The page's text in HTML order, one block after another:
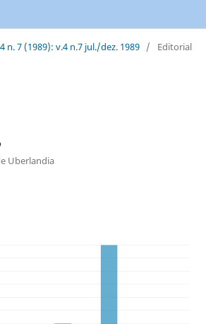
n. 7 (1989): v.4 n.7 jul./dez. 1989 / Editorial
Uberlandia